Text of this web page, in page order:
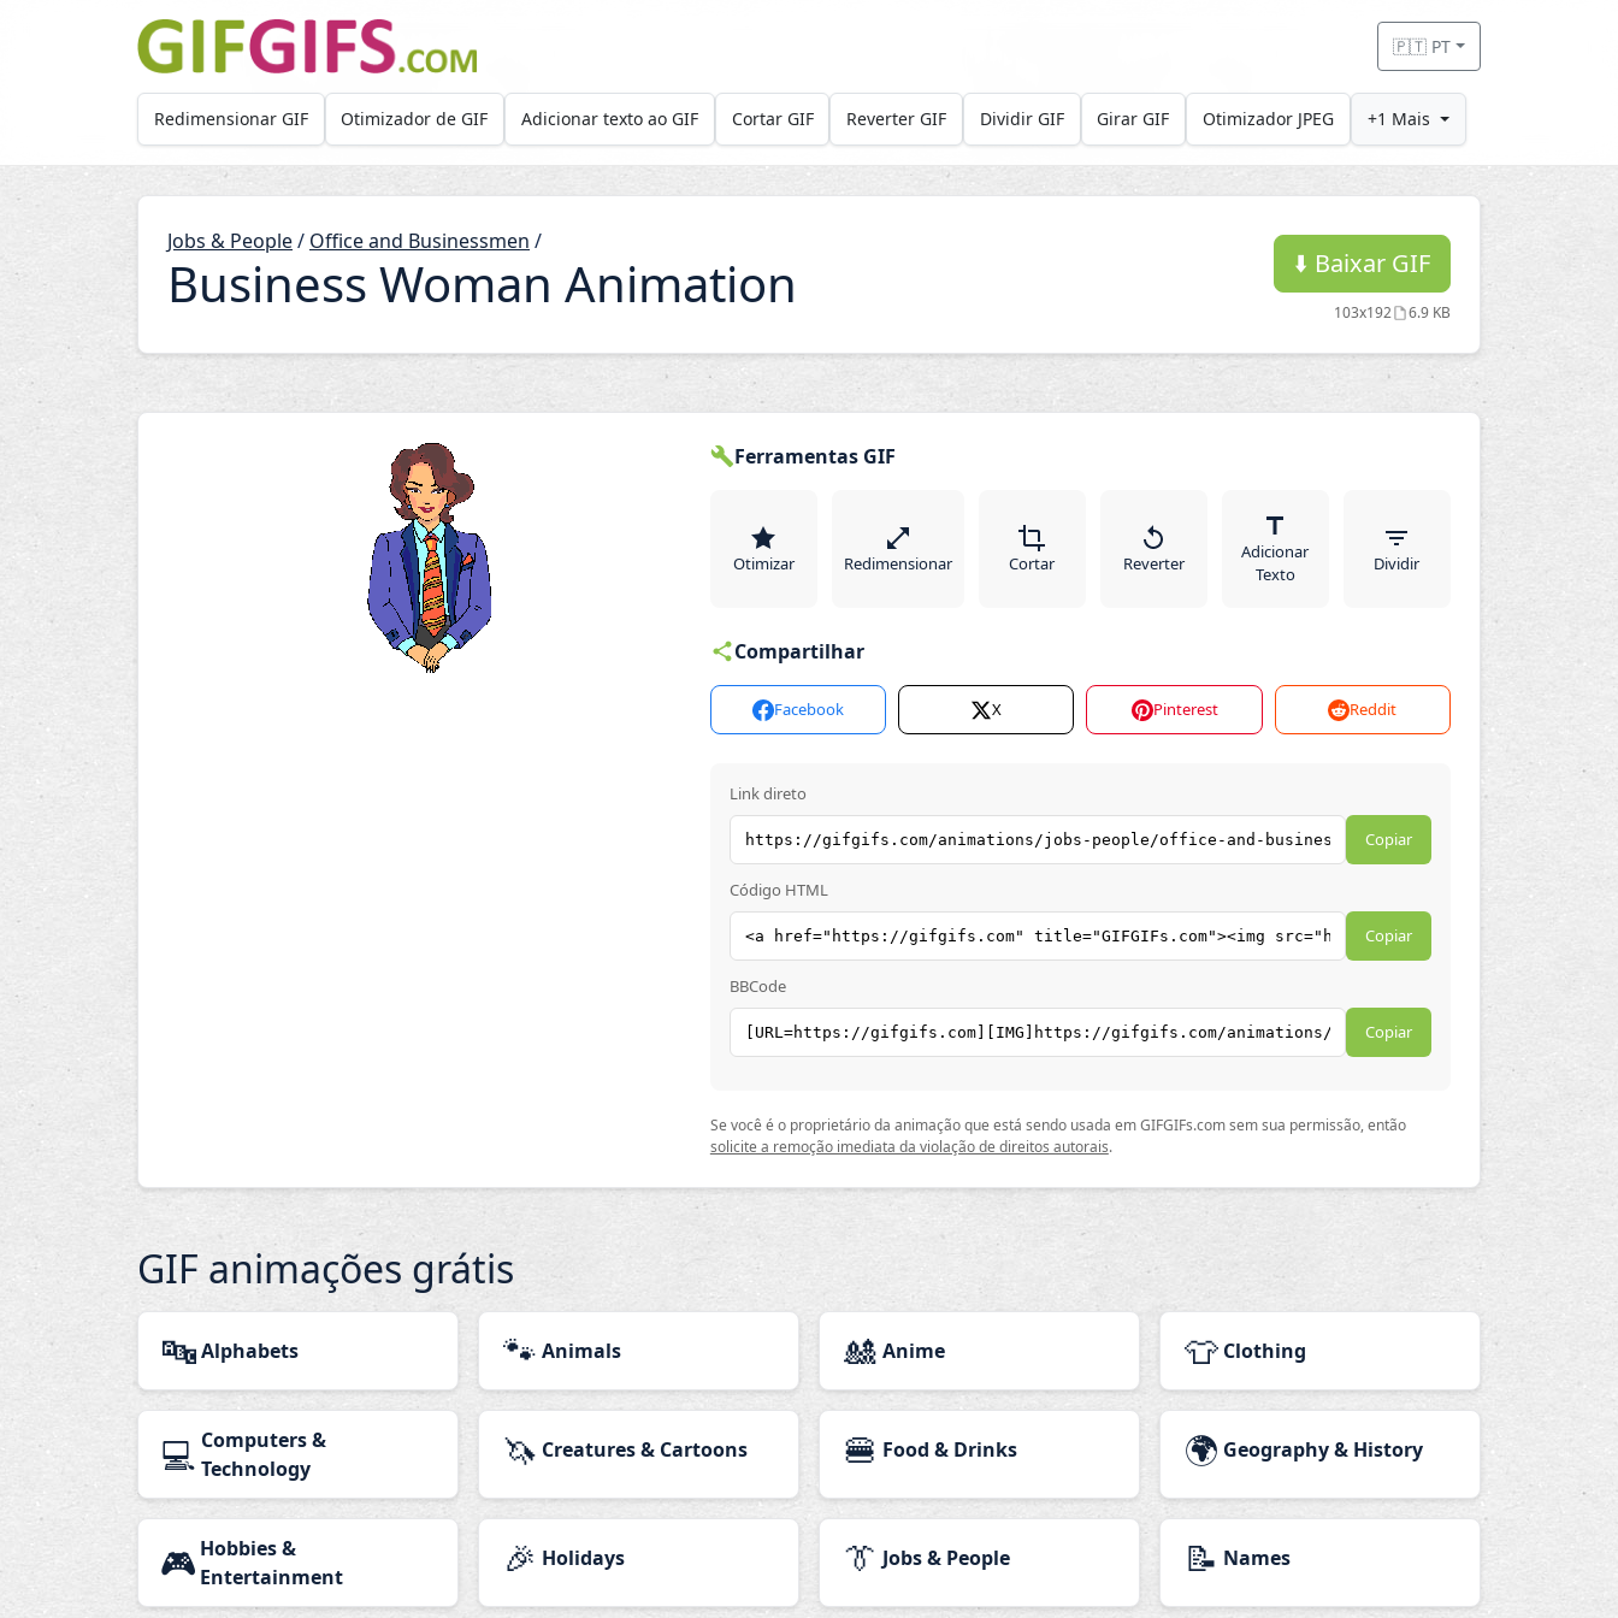
Skip to main content
🇵🇹 PT
Redimensionar GIF Otimizador de GIF Adicionar texto ao GIF Cortar GIF Reverter GIF Dividir GIF Girar GIF Otimizador JPEG +1 Mais
Jobs & People/ Office and Businessmen /
Business Woman Animation ⬇️ Baixar GIF
103x192 6.9 KB
Ferramentas GIF
Otimizar Redimensionar Cortar Reverter
Adicionar
Texto
Dividir
Compartilhar
Facebook X Pinterest Reddit
Link direto
Copiar
Código HTML
Copiar
BBCode
Copiar
Se você é o proprietário da animação que está sendo usada em GIFGIFs.com sem sua permissão, então
solicite a remoção imediata da violação de direitos autorais.
GIF animações grátis
🔤Alphabets 🐾 Animals 🎎 Anime 👕 Clothing
💻 Computers &
Technology
🦄 Creatures & Cartoons 🍔 Food & Drinks 🌍 Geography & History
🎮 Hobbies &
Entertainment
🎉 Holidays 👔 Jobs & People 📝 Names